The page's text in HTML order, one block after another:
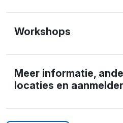
Workshops
Meer informatie,
locaties en